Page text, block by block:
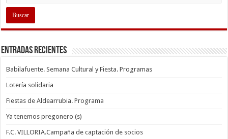
Entradas recientes
Babilafuente. Semana Cultural y Fiesta. Programas
Lotería solidaria
Fiestas de Aldearrubia. Programa
Ya tenemos pregonero (s)
F.C. VILLORIA.Campaña de captación de socios